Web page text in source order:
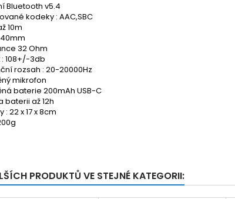
Bluetooth v5.4
kodeky : AAC,SBC
10m
32 Ohm
108+/-3db
rozsah : 20-20000Hz
mikrofon
baterie 200mAh USB-C
baterii až 12h
: 22 x 17 x 8cm
PRODUKTŮ VE STEJNÉ KATEGORII: